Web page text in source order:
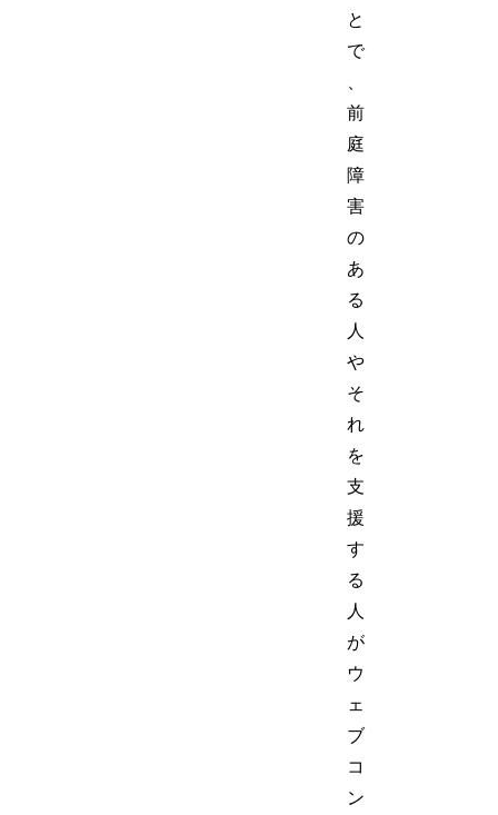
と
で
前
庭
障
害
の
あ
る
人
や
そ
れ
を
支
援
す
る
人
が
ウ
ェ
ブ
コ
ン